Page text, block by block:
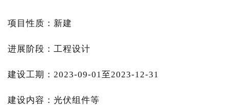
项目性质：新建
进展阶段：工程设计
建设工期：2023-09-01至2023-12-31
建设内容：光伏组件等